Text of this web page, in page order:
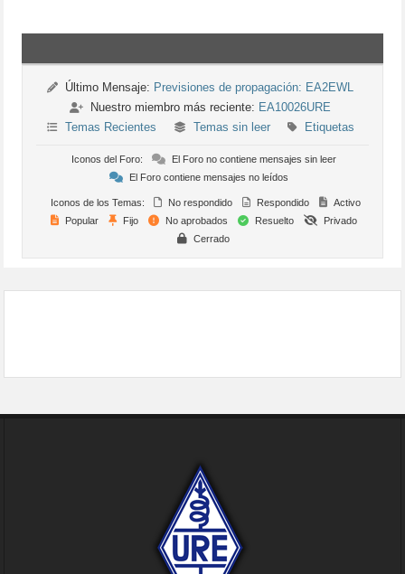
Último Mensaje: Previsiones de propagación: EA2EWL
Nuestro miembro más reciente: EA10026URE
Temas Recientes
Temas sin leer Etiquetas
Iconos del Foro:
El Foro no contiene mensajes sin leer
El Foro contiene mensajes no leídos
Iconos de los Temas: No respondido Respondido
Activo
Popular
Fijo No aprobados Resuelto
Privado
Cerrado